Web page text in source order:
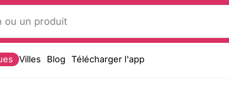
Villes Blog Télécharger l'app